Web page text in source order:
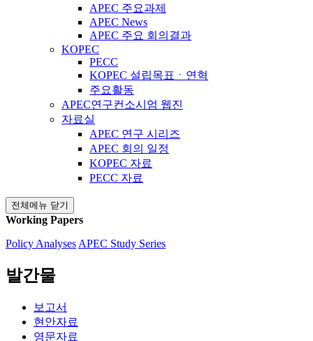
APEC 주요과제
APEC News
APEC 주요 회의결과
KOPEC
PECC
KOPEC 설립목표ㆍ연혁
주요활동
APEC연구컨소시엄 웹진
자료실
APEC 연구 시리즈
APEC 회의 일정
KOPEC 자료
PECC 자료
전체메뉴 닫기
Working Papers
Policy Analyses APEC Study Series
발간물
보고서
현안자료
영문자료